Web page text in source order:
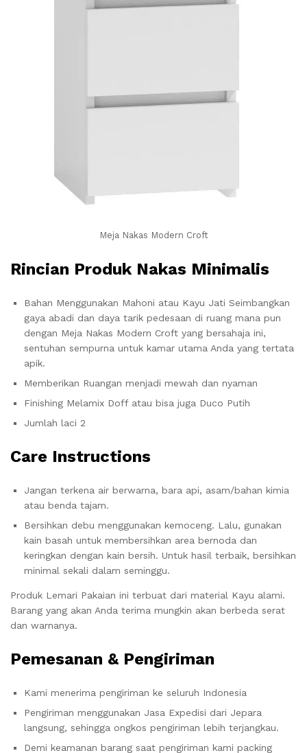
Meja Nakas Modern Croft
Rincian Produk Nakas Minimalis
Bahan Menggunakan Mahoni atau Kayu Jati Seimbangkan
gaya abadi dan daya tarik pedesaan di ruang mana pun
dengan Meja Nakas Modern Croft yang bersahaja ini,
sentuhan sempurna untuk kamar utama Anda yang tertata
apik.
Memberikan Ruangan menjadi mewah dan nyaman
Finishing Melamix Doff atau bisa juga Duco Putih
Jumlah laci 2
Care Instructions
Jangan terkena air berwarna, bara api, asam/bahan kimia
atau benda tajam.
Bersihkan debu menggunakan kemoceng. Lalu, gunakan
kain basah untuk membersihkan area bernoda dan
keringkan dengan kain bersih. Untuk hasil terbaik, bersihkan
minimal sekali dalam seminggu.
Produk Lemari Pakaian ini terbuat dari material Kayu alami.
Barang yang akan Anda terima mungkin akan berbeda serat
dan warnanya.
Pemesanan & Pengiriman
Kami menerima pengiriman ke seluruh Indonesia
Pengiriman menggunakan Jasa Expedisi dari Jepara
langsung, sehingga ongkos pengiriman lebih terjangkau.
Demi keamanan barang saat pengiriman kami packing